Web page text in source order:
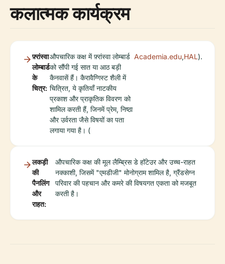
कलात्मक कार्यक्रम
फ़्रांस्वा
लोम्बार्ड
के
चित्र:
औपचारिक कक्ष में फ़्रांस्वा लोम्बार्ड
को सौंपी गई सात या आठ बड़ी
कैनवासें हैं। कैरावैग्गिस्ट शैली में
चित्रित, ये कृतियाँ नाटकीय
प्रकाश और प्राकृतिक विवरण को
शामिल करती हैं, जिनमें प्रेम, निष्ठा
और उर्वरता जैसे विषयों का पता
लगाया गया है। (
Academia.edu,HAL).
लकड़ी
की
पैनलिंग
और
राहत:
औपचारिक कक्ष की मूल लैम्ब्रिस डे हॉटेउर और उच्च-राहत
नक्काशी, जिसमें "एमडीजी" मोनोग्राम शामिल है, ग्रैंडसेग्न
परिवार की पहचान और कमरे की विषयगत एकता को मजबूत
करती है।